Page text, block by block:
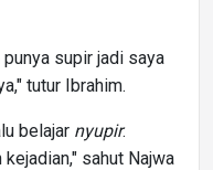
punya supir jadi saya
tutur Ibrahim.
belajar nyupir.
sahut Najwa